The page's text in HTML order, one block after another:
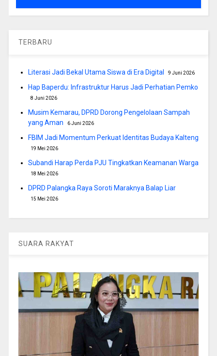
TERBARU
Literasi Jadi Bekal Utama Siswa di Era Digital 9 Juni 2026
Hap Baperdu: Infrastruktur Harus Jadi Perhatian Pemko
8 Juni 2026
Musim Kemarau, DPRD Dorong Pengelolaan Sampah
yang Aman
6 Juni 2026
FBIM Jadi Momentum Perkuat Identitas Budaya Kalteng
19 Mei 2026
Subandi Harap Perda PJU Tingkatkan Keamanan Warga
18 Mei 2026
DPRD Palangka Raya Soroti Maraknya Balap Liar
15 Mei 2026
SUARA RAKYAT